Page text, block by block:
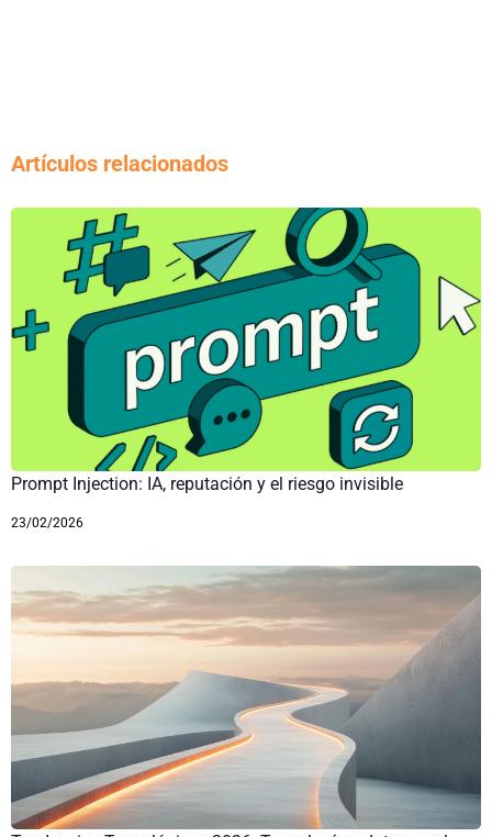
Artículos relacionados
Prompt Injection: IA, reputación y el riesgo invisible
23/02/2026